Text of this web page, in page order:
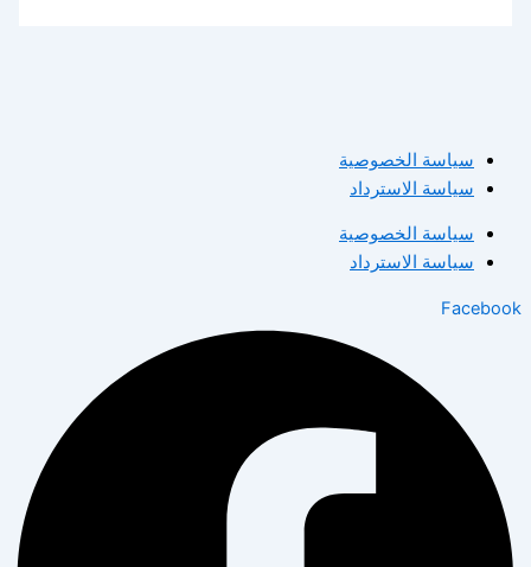
سياسة الخصوصية
سياسة الاسترداد
سياسة الخصوصية
سياسة الاسترداد
Facebook